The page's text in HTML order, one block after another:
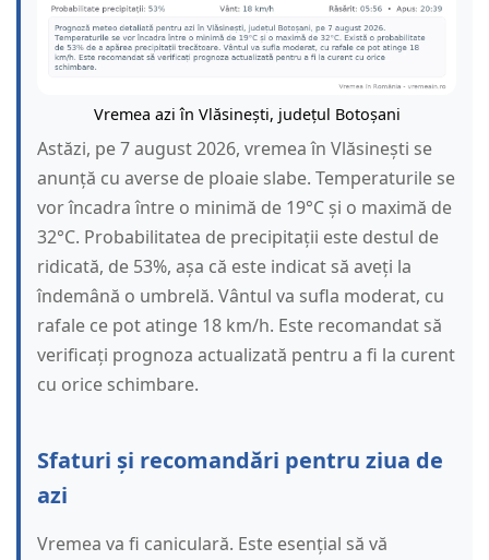
Vremea azi în Vlăsinești, județul Botoșani
Astăzi, pe 7 august 2026, vremea în Vlăsinești se
anunță cu averse de ploaie slabe. Temperaturile se
vor încadra între o minimă de 19°C și o maximă de
32°C. Probabilitatea de precipitații este destul de
ridicată, de 53%, așa că este indicat să aveți la
îndemână o umbrelă. Vântul va sufla moderat, cu
rafale ce pot atinge 18 km/h. Este recomandat să
verificați prognoza actualizată pentru a fi la curent
cu orice schimbare.
Sfaturi și recomandări pentru ziua de
azi
Vremea va fi caniculară. Este esențial să vă